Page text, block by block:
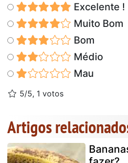
Excelente !
Muito Bom
Bom
Médio
Mau
5/5, 1 votos
Artigos